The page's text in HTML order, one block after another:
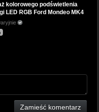
kolorowego podświetlenia
LED RGB Ford Mondeo MK4
Zamieść komentarz